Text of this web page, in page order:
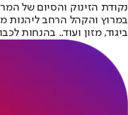
נקודת הזינוק והסיום של
ביגוד, מזון ועוד.. בהנחות